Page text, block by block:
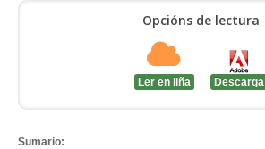
Opcións de lectura
Ler en liña Descarga
Sumario: